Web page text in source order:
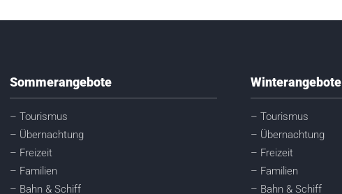
Sommerangebote
– Tourismus
– Übernachtung
– Freizeit
– Familien
– Bahn & Schiff
Winterangebote
– Tourismus
– Übernachtung
– Freizeit
– Familien
– Bahn & Schiff